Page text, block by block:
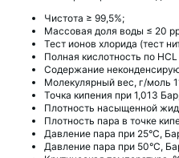
Чистота ≥ 99,5%;
Массовая доля воды ≤ 20
Тест ионов хлорида (тест
Полная кислотность по
Содержание
Молекулярный вес, г/моль
Точка кипения при 1,013
Плотность насыщенной
Плотность пара в точке
Давление пара при 25°C,
Давление пара при 50°C,